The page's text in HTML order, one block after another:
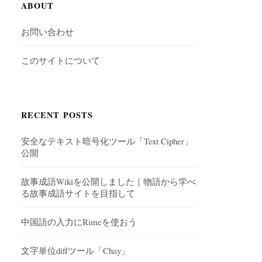
ABOUT
お問い合わせ
このサイトについて
RECENT POSTS
安全なテキスト暗号化ツール「Text Cipher」
公開
故事成語Wikiを公開しました｜物語から学べ
る故事成語サイトを目指して
中国語の入力にRimeを使おう
文字単位diffツール「Chay」